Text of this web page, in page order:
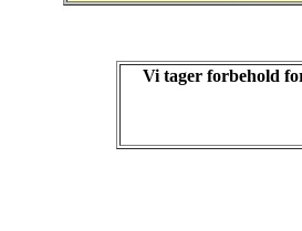
Vi tager forbehold